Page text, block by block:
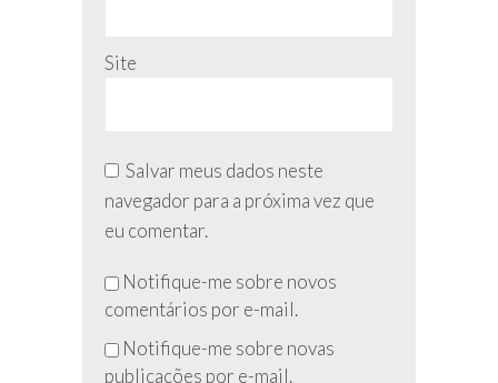
Site
Salvar meus dados neste
navegador para a próxima vez que
eu comentar.
Não
preencha
esse
campo
Notifique-me sobre novos
comentários por e-mail.
Notifique-me sobre novas
publicações por e-mail.